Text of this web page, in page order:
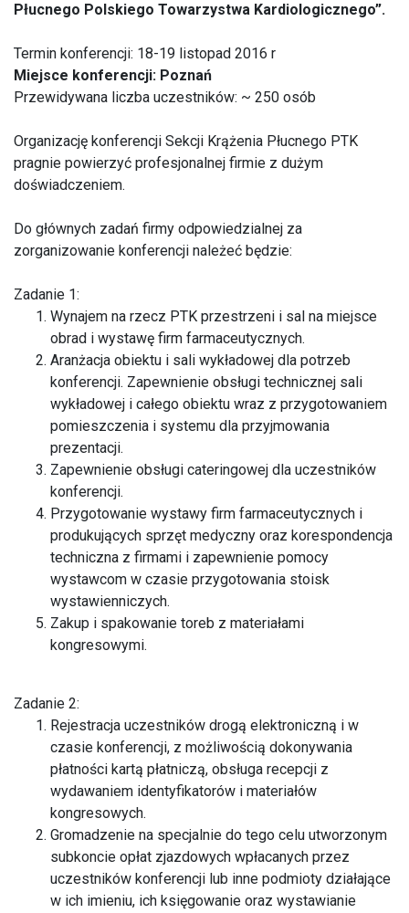
Płucnego Polskiego Towarzystwa Kardiologicznego”.
Termin konferencji: 18-19 listopad 2016 r
Miejsce konferencji: Poznań
Przewidywana liczba uczestników: ~ 250 osób
Organizację konferencji Sekcji Krążenia Płucnego PTK
pragnie powierzyć profesjonalnej firmie z dużym
doświadczeniem.
Do głównych zadań firmy odpowiedzialnej za
zorganizowanie konferencji należeć będzie:
Zadanie 1:
Wynajem na rzecz PTK przestrzeni i sal na miejsce
obrad i wystawę firm farmaceutycznych.
Aranżacja obiektu i sali wykładowej dla potrzeb
konferencji. Zapewnienie obsługi technicznej sali
wykładowej i całego obiektu wraz z przygotowaniem
pomieszczenia i systemu dla przyjmowania
prezentacji.
Zapewnienie obsługi cateringowej dla uczestników
konferencji.
Przygotowanie wystawy firm farmaceutycznych i
produkujących sprzęt medyczny oraz korespondencja
techniczna z firmami i zapewnienie pomocy
wystawcom w czasie przygotowania stoisk
wystawienniczych.
Zakup i spakowanie toreb z materiałami
kongresowymi.
Zadanie 2:
Rejestracja uczestników drogą elektroniczną i w
czasie konferencji, z możliwością dokonywania
płatności kartą płatniczą, obsługa recepcji z
wydawaniem identyfikatorów i materiałów
kongresowych.
Gromadzenie na specjalnie do tego celu utworzonym
subkoncie opłat zjazdowych wpłacanych przez
uczestników konferencji lub inne podmioty działające
w ich imieniu, ich księgowanie oraz wystawianie